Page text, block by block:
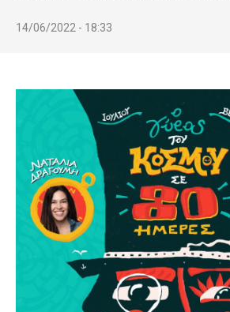
14/06/2022 - 18:33